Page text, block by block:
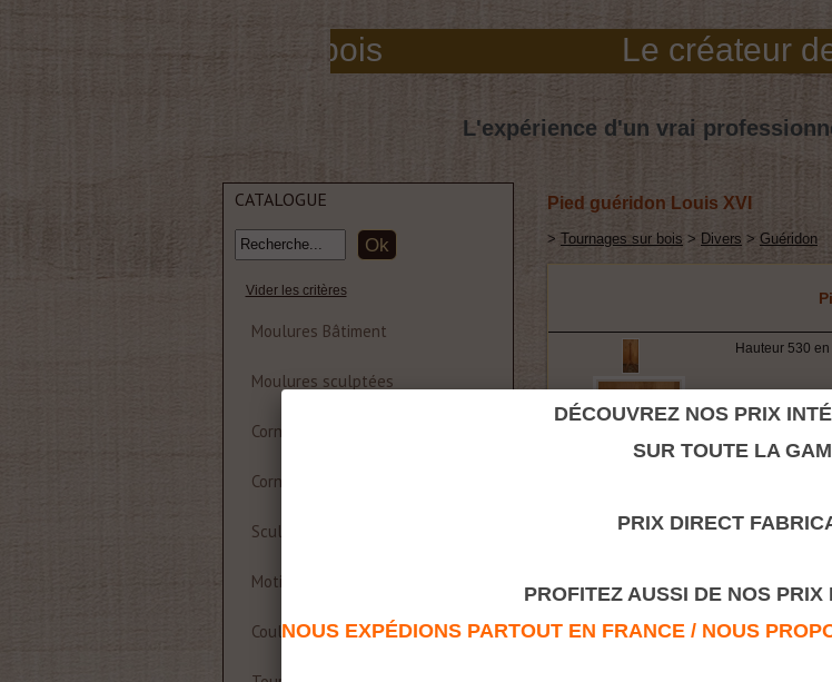
moulures bois
L'expérience d'un vrai
Pied guéridon Louis XVI
> Tournages sur bois > Divers > Guéridon
Hauteur 530 en
CATALOGUE
Vider les critères
Moulures Bâtiment
Moulures sculptées
Corniche et rosace polyuréthane
Corniches Bois
Sculptures
Motifs décoratifs Bois & Résine
Coulisses de table
DÉCOUVREZ NOS PRIX
SUR TOUTE LA
PRIX DIRECT
PROFITEZ AUSSI DE NOS PRIX
NOUS EXPÉDIONS PARTOUT EN FRANCE / NOUS